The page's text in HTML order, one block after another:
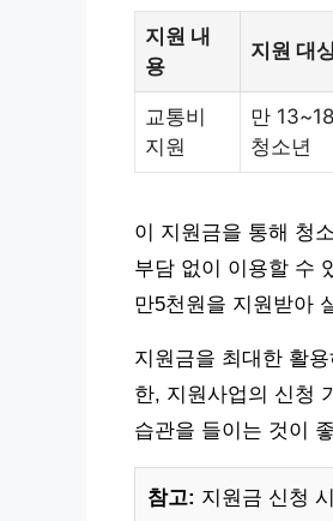
지원 내
용
지원 대
교통비
지원
만
청소년
이 지원금을 통해 청
부담 없이 이용할 수
만5천원을 지원받아
지원금을 최대한 활
한, 지원사업의 신청
습관을 들이는 것이
참고: 지원금 신청